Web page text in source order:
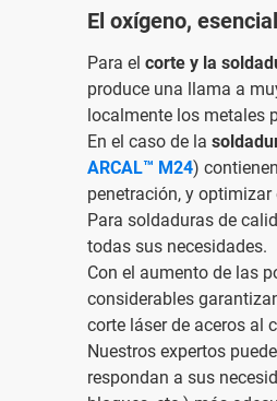
El oxígeno,
Para el corte y la
produce una llama a
localmente los metales
En el caso de la
ARCAL™ M24)
penetración, y
Para soldaduras de
todas sus necesidades.
Con el aumento de las
considerables
corte láser de aceros al
Nuestros expertos
respondan a sus